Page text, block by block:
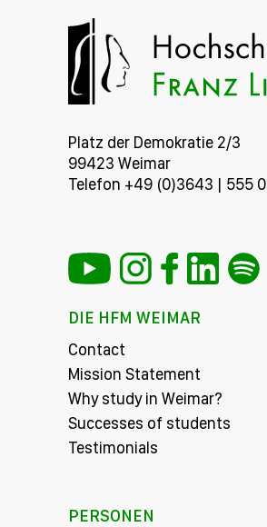
Platz der Demokratie 2/3
99423 Weimar
Telefon +49 (0)3643 | 555 0
DIE HFM WEIMAR
Contact
Mission Statement
Why study in Weimar?
Successes of students
Testimonials
PERSONEN